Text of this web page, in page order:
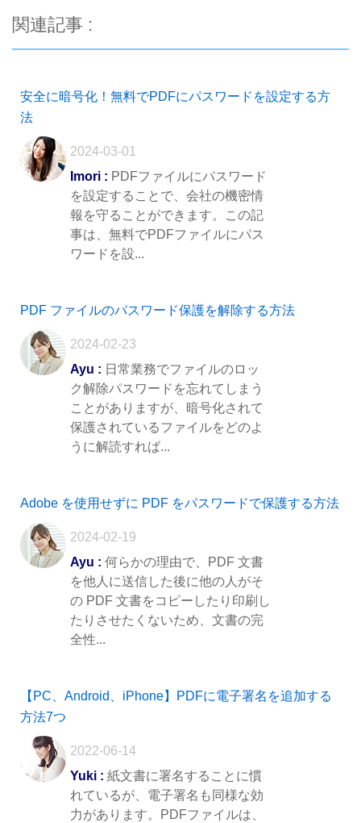
関連記事 :
安全に暗号化！無料でPDFにパスワードを設定する方
法
2024-03-01
Imori : PDFファイルにパスワード
を設定することで、会社の機密情
報を守ることができます。この記
事は、無料でPDFファイルにパス
ワードを設...
PDF ファイルのパスワード保護を解除する方法
2024-02-23
Ayu : 日常業務でファイルのロッ
ク解除パスワードを忘れてしまう
ことがありますが、暗号化されて
保護されているファイルをどのよ
うに解読すれば...
Adobe を使用せずに PDF をパスワードで保護する方法
2024-02-19
Ayu : 何らかの理由で、PDF 文書
を他人に送信した後に他の人がそ
の PDF 文書をコピーしたり印刷し
たりさせたくないため、文書の完
全性...
【PC、Android、iPhone】PDFに電子署名を追加する
方法7つ
2022-06-14
Yuki : 紙文書に署名することに慣
れているが、電子署名も同様な効
力があります。PDFファイルは、